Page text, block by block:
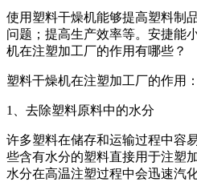
使用塑料干燥机能够提高塑料制
问题；提高生产效率等。安捷能
机在注塑加工厂的作用有哪些？
塑料干燥机在注塑加工厂的作用：
1、去除塑料原料中的水分
许多塑料在储存和运输过程中容
些含有水分的塑料直接用于注塑
水分在高温注塑过程中会迅速汽